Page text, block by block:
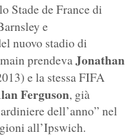
Stade de France di
e
nuovo stadio di
prendevaJonathan
e la stessa FIFA
Ferguson, già
dell’anno” nel
all’Ipswich.